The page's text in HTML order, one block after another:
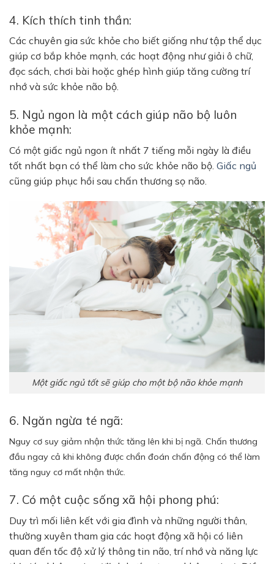
4. Kích thích tinh thần:
Các chuyên gia sức khỏe cho biết giống như tập thể dục
giúp cơ bắp khỏe mạnh, các hoạt động như giải ô chữ,
đọc sách, chơi bài hoặc ghép hình giúp tăng cường trí
nhớ và sức khỏe não bộ.
5. Ngủ ngon là một cách giúp não bộ luôn
khỏe mạnh:
Có một giấc ngủ ngon ít nhất 7 tiếng mỗi ngày là điều
tốt nhất bạn có thể làm cho sức khỏe não bộ. Giấc ngủ
cũng giúp phục hồi sau chấn thương sọ não.
Một giấc ngủ tốt sẽ giúp cho một bộ não khỏe mạnh
6. Ngăn ngừa té ngã:
Nguy cơ suy giảm nhận thức tăng lên khi bị ngã. Chấn thương
đầu ngay cả khi không được chẩn đoán chấn động có thể làm
tăng nguy cơ mất nhận thức.
7. Có một cuộc sống xã hội phong phú:
Duy trì mối liên kết với gia đình và những người thân,
thường xuyên tham gia các hoạt động xã hội có liên
quan đến tốc độ xử lý thông tin não, trí nhớ và năng lực